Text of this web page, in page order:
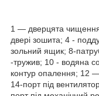
1 — дверцята
двері зошита; 4 -
зольний ящик; 8-
-тружив; 10 - водяна
контур опалення; 12
14-порт під